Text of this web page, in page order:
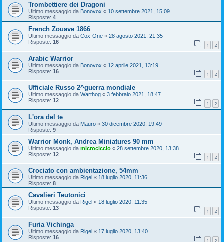
Trombettiere dei Dragoni
Ultimo messaggio da Bonovox « 10 settembre 2021, 15:09
Risposte: 4
French Zouave 1866
Ultimo messaggio da Cox-One « 28 agosto 2021, 21:35
Risposte: 16 1 2
Arabic Warrior
Ultimo messaggio da Bonovox « 12 aprile 2021, 13:19
Risposte: 16 1 2
Ufficiale Russo 2^guerra mondiale
Ultimo messaggio da Warthog « 3 febbraio 2021, 18:47
Risposte: 12 1 2
L'ora del te
Ultimo messaggio da Mauro « 30 dicembre 2020, 19:49
Risposte: 9
Warrior Monk, Andrea Miniatures 90 mm
Ultimo messaggio da microciccio « 28 settembre 2020, 13:38
Risposte: 12 1 2
Crociato con ambientazione, 54mm
Ultimo messaggio da Rigel « 18 luglio 2020, 11:36
Risposte: 8
Cavalieri Teutonici
Ultimo messaggio da Rigel « 18 luglio 2020, 11:35
Risposte: 13 1 2
Furia Vichinga
Ultimo messaggio da Rigel « 17 luglio 2020, 13:40
Risposte: 16 1 2